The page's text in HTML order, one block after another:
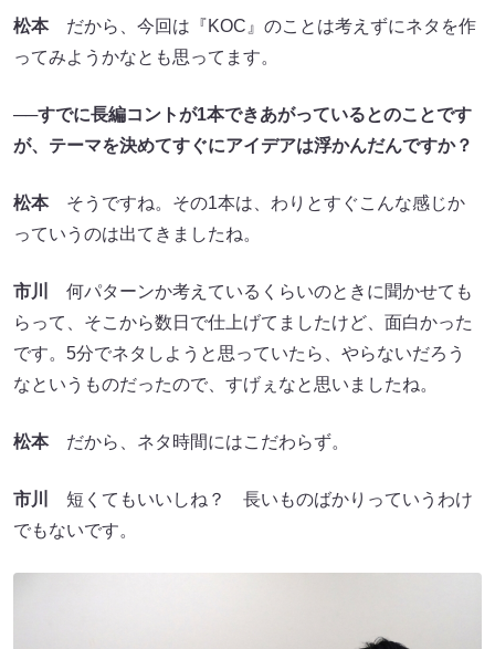
松本だから、今回は『KOC』のことは考えずにネタを作
ってみようかなとも思ってます。
──すでに長編コントが1本できあがっているとのことです
が、テーマを決めてすぐにアイデアは浮かんだんですか？
松本そうですね。その1本は、わりとすぐこんな感じか
っていうのは出てきましたね。
市川
何パターンか考えているくらいのときに聞かせても
らって、そこから数日で仕上げてましたけど、面白かった
です。5分でネタしようと思っていたら、やらないだろう
なというものだったので、すげぇなと思いましたね。
松本だから、ネタ時間にはこだわらず。
市川
短くてもいいしね？ 長いものばかりっていうわけ
でもないです。